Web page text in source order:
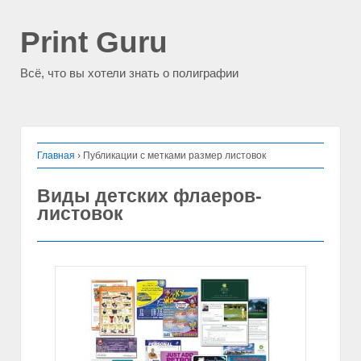
Print Guru
Всё, что вы хотели знать о полиграфии
Главная › Публикации с метками размер листовок
Виды детских флаеров-
листовок